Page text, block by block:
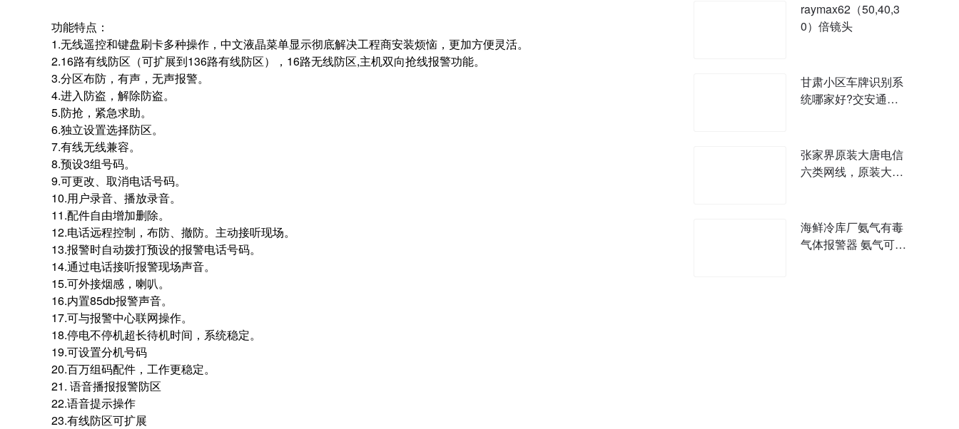
功能特点：
1.无线遥控和键盘刷卡多种操作，中文液晶菜单显示彻底解决工程商安装烦恼，更加方便灵活。
2.16路有线防区（可扩展到136路有线防区）， 16路无线防区,主机双向抢线报警功能。
3.分区布防，有声，无声报警。
4.进入防盗，解除防盗。
5.防抢，紧急求助。
6.独立设置选择防区。
7.有线无线兼容。
8.预设3组号码。
9.可更改、取消电话号码。
10.用户录音、播放录音。
11.配件自由增加删除。
12.电话远程控制，布防、撤防。主动接听现场。
13.报警时自动拨打预设的报警电话号码。
14.通过电话接听报警现场声音。
15.可外接烟感，喇叭。
16.内置85db报警声音。
17.可与报警中心联网操作。
18.停电不停机超长待机时间，系统稳定。
19.可设置分机号码
20.百万组码配件，工作更稳定。
21. 语音播报报警防区
22.语音提示操作
23.有线防区可扩展
raymax62（50,40,3
0）倍镜头
甘肃小区车牌识别系
统哪家好?交安通小
张家界原装大唐电信
六类网线，原装大唐
海鲜冷库厂氨气有毒
气体报警器 氨气可燃